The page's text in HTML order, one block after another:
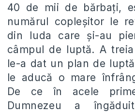
40 de mii de bărbați,
numărul copleșitor le
din Iuda care și-au
câmpul de luptă. A
le-a dat un plan de
le aducă o mare
De ce în acele
Dumnezeu a